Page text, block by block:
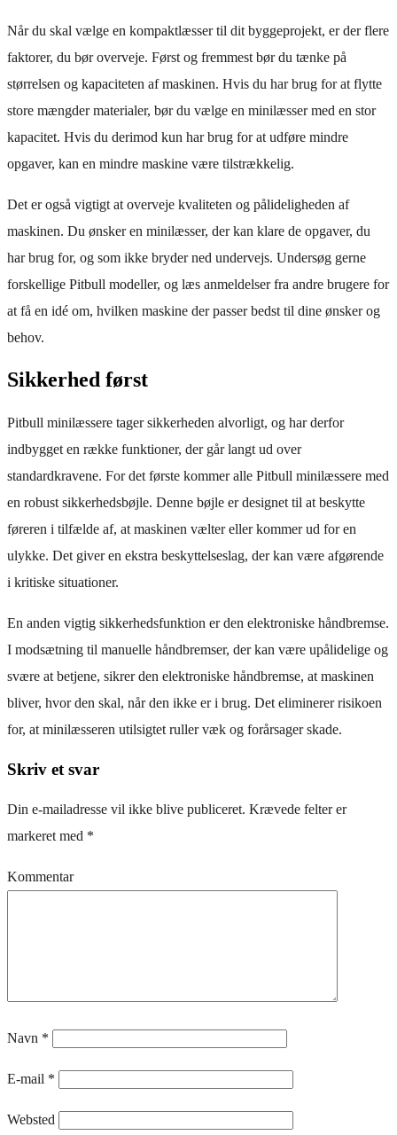
Når du skal vælge en kompaktlæsser til dit byggeprojekt, er der flere
faktorer, du bør overveje. Først og fremmest bør du tænke på
størrelsen og kapaciteten af maskinen. Hvis du har brug for at flytte
store mængder materialer, bør du vælge en minilæsser med en stor
kapacitet. Hvis du derimod kun har brug for at udføre mindre
opgaver, kan en mindre maskine være tilstrækkelig.
Det er også vigtigt at overveje kvaliteten og pålideligheden af
maskinen. Du ønsker en minilæsser, der kan klare de opgaver, du
har brug for, og som ikke bryder ned undervejs. Undersøg gerne
forskellige Pitbull modeller, og læs anmeldelser fra andre brugere for
at få en idé om, hvilken maskine der passer bedst til dine ønsker og
behov.
Sikkerhed først
Pitbull minilæssere tager sikkerheden alvorligt, og har derfor
indbygget en række funktioner, der går langt ud over
standardkravene. For det første kommer alle Pitbull minilæssere med
en robust sikkerhedsbøjle. Denne bøjle er designet til at beskytte
føreren i tilfælde af, at maskinen vælter eller kommer ud for en
ulykke. Det giver en ekstra beskyttelseslag, der kan være afgørende
i kritiske situationer.
En anden vigtig sikkerhedsfunktion er den elektroniske håndbremse.
I modsætning til manuelle håndbremser, der kan være upålidelige og
svære at betjene, sikrer den elektroniske håndbremse, at maskinen
bliver, hvor den skal, når den ikke er i brug. Det eliminerer risikoen
for, at minilæsseren utilsigtet ruller væk og forårsager skade.
Skriv et svar
Din e-mailadresse vil ikke blive publiceret. Krævede felter er
markeret med *
Kommentar
Navn *
E-mail *
Websted